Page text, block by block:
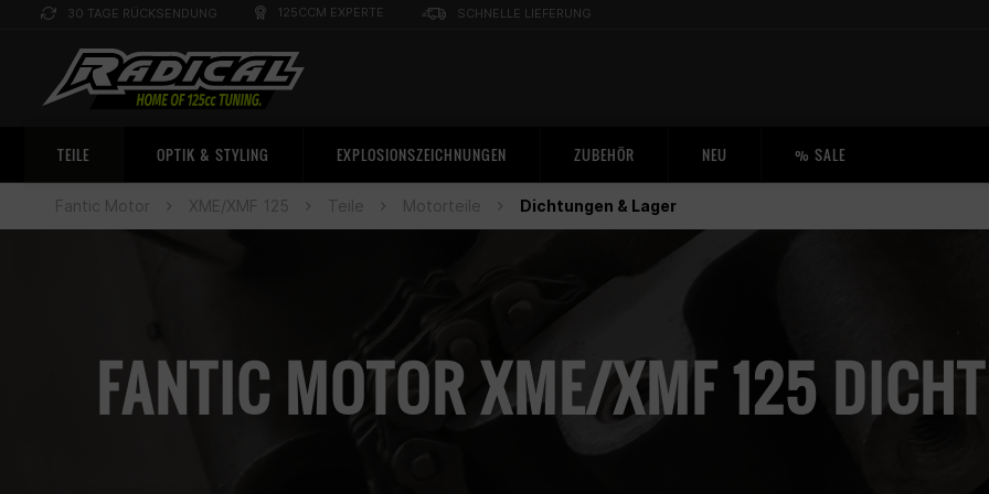
30 TAGE RÜCKSENDUNG 125CCM EXPERTE SCHNELLE LIEFERUNG
TEILE OPTIK & STYLING EXPLOSIONSZEICHNUNGEN ZUBEHÖR NEU % SALE
Fantic Motor XME/XMF 125 Teile Motorteile Dichtungen & Lager
FANTIC MOTOR XME/XMF 125